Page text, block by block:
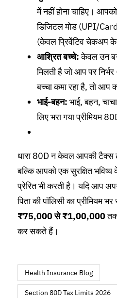
में नहीं होना चाहिए।
डिजिटल मोड (UPI/
(केवल प्रिवेंटिव चेकअप के
आश्रित बच्चे:केवल उन
मिलती है जो आप पर
बच्चा कमा रहा है, तो
भाई-बहन: भाई, बहन,
लिए भरा गया प्रीमियम
धारा 80D न केवल आपकी टैक्स
बल्कि आपको एक सुरक्षित
प्रेरित भी करती है। यदि आप
पिता की पॉलिसी का प्रीमियम
₹75,000 से ₹1,00,000
कर सकते हैं।
Health Insurance Blog
Section 80D Tax Limits 2026